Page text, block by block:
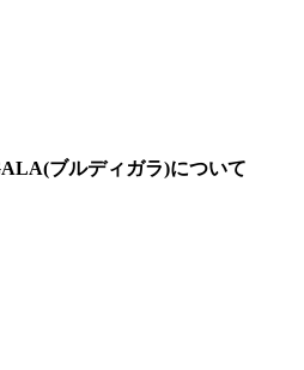
ブルディガラ)について